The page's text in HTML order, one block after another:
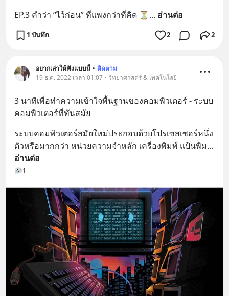
EP.3 คำว่า “ไว้ก่อน” ที่แพงกว่าที่คิด ⏳ ... อ่านต่อ
1 บันทึก 2 2
อยากเล่าให้ฟังแบบนี้ • ติดตาม
19 ธ.ค. 2022 เวลา 01:07 • วิทยาศาสตร์ & เทคโนโลยี
3 นาทีเพื่อทำความเข้าใจพื้นฐานของคอมพิวเตอร์ - ระบบ
คอมพิวเตอร์ที่ทันสมัย
ระบบคอมพิวเตอร์สมัยใหม่ประกอบด้วยโปรเซสเซอร์หนึ่ง
ตัวหรือมากกว่า หน่วยความจำหลัก เครื่องพิมพ์ แป้นพิม
อ่านต่อ
1